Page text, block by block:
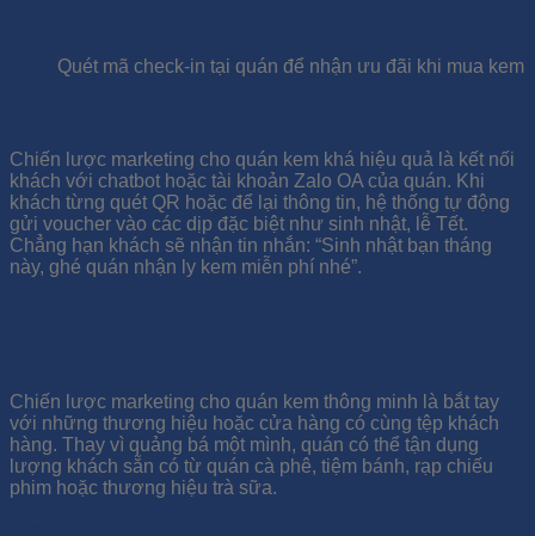
Quét mã check-in tại quán để nhận ưu đãi khi mua kem
Chiến lược marketing cho quán kem khá hiệu quả là kết nối
khách với chatbot hoặc tài khoản Zalo OA của quán. Khi
khách từng quét QR hoặc để lại thông tin, hệ thống tự động
gửi voucher vào các dịp đặc biệt như sinh nhật, lễ Tết.
Chẳng hạn khách sẽ nhận tin nhắn: “Sinh nhật bạn tháng
này, ghé quán nhận ly kem miễn phí nhé”.
Chiến lược marketing cho quán kem thông minh là bắt tay
với những thương hiệu hoặc cửa hàng có cùng tệp khách
hàng. Thay vì quảng bá một mình, quán có thể tận dụng
lượng khách sẵn có từ quán cà phê, tiệm bánh, rạp chiếu
phim hoặc thương hiệu trà sữa.